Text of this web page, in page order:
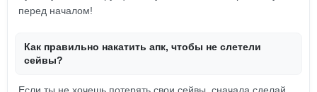
перед началом!
Как правильно накатить апк, чтобы не слетели
сейвы?